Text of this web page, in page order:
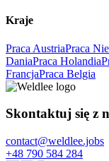
Kraje
Praca AustriaPraca
DaniaPraca Holandia
FrancjaPraca Belgia
Skontaktuj się z
contact@weldlee.jobs
+48 790 584 284